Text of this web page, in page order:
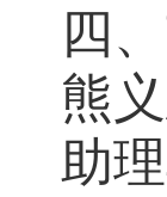
四 、
熊
助